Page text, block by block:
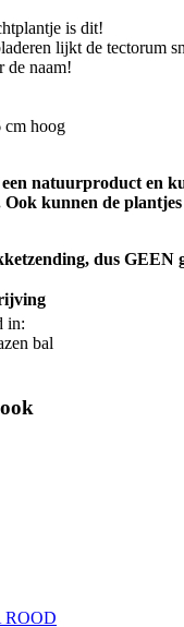
is dit!
lijkt de tectorum
de naam!
cm hoog
natuurproduct en
kunnen de
dus GEEN
in:
bal